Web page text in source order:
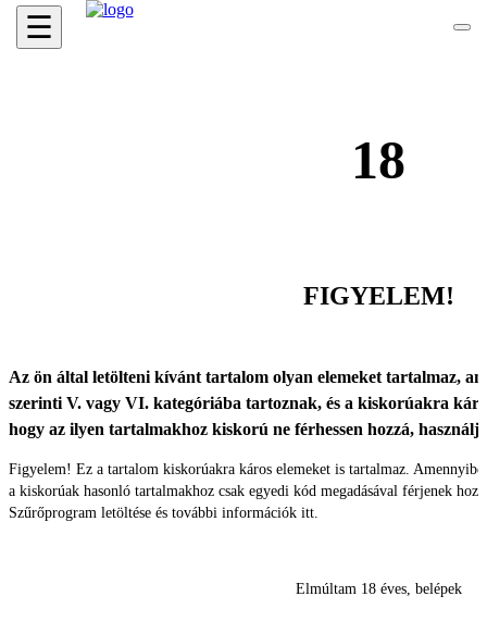
☰
18
FIGYELEM!
Az ön által letölteni kívánt tartalom olyan elemeket tartalmaz,
szerinti V. vagy VI. kategóriába tartoznak, és a kiskorúakra
hogy az ilyen tartalmakhoz kiskorú ne férhessen hozzá,
Figyelem! Ez a tartalom kiskorúakra káros elemeket is tartalmaz.
a kiskorúak hasonló tartalmakhoz csak egyedi kód megadásával férjenek
Szűrőprogram letöltése és további információk itt.
Elmúltam 18 éves, belépek